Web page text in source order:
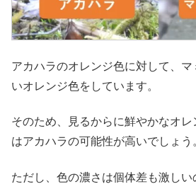
アカハラのオレンジ色に対して、
いオレンジ色をしています。
そのため、見るからに鮮やかなオ
はアカハラの可能性が高いでしょう
ただし、色の濃さは個体差も激しい